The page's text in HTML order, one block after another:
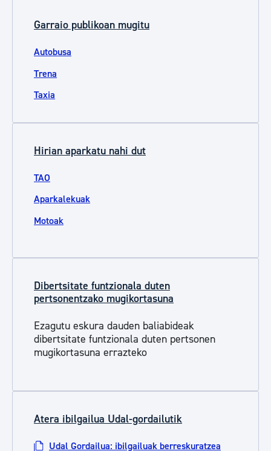
Garraio publikoan mugitu
Autobusa
Trena
Taxia
Hirian aparkatu nahi dut
TAO
Aparkalekuak
Motoak
Dibertsitate funtzionala duten
pertsonentzako mugikortasuna
Ezagutu eskura dauden baliabideak
dibertsitate funtzionala duten pertsonen
mugikortasuna errazteko
Atera ibilgailua Udal-gordailutik
Udal Gordailua: ibilgailuak berreskuratzea